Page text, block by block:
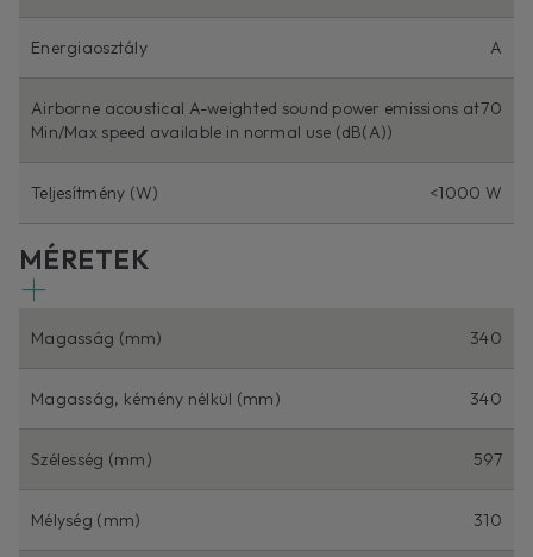
Energiaosztály A
Airborne acoustical A-weighted sound power emissions at
Min/Max speed available in normal use (dB(A))
70
Teljesítmény (W) <1000 W
MÉRETEK
Magasság (mm) 340
Magasság, kémény nélkül (mm) 340
Szélesség (mm) 597
Mélység (mm) 310